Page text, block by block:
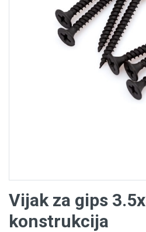
Vijak za gips
konstrukcija